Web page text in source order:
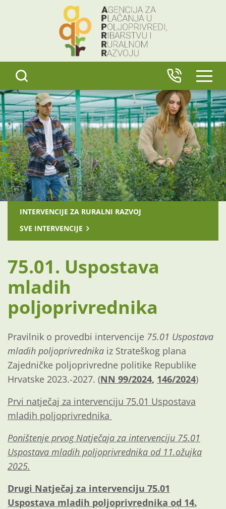
INTERVENCIJE ZA RURALNI RAZVOJ
SVE INTERVENCIJE
75.01. Uspostava
mladih
poljoprivrednika
Pravilnik o provedbi intervencije 75.01 Uspostava
mladih poljoprivrednika iz Strateškog plana
Zajedničke poljoprivredne politike Republike
Hrvatske 2023.-2027. (NN 99/2024, 146/2024)
Prvi natječaj za intervenciju 75.01 Uspostava
mladih poljoprivrednika
Poništenje prvog Natječaja za intervenciju 75.01
Uspostava mladih poljoprivrednika od 11.ožujka
2025.
Drugi Natječaj za intervenciju 75.01
Uspostava mladih poljoprivrednika od 14.